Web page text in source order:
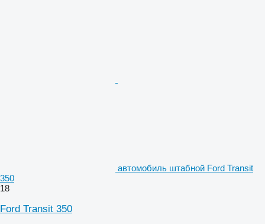
автомобиль штабной Ford Transit
350
18
Ford Transit 350